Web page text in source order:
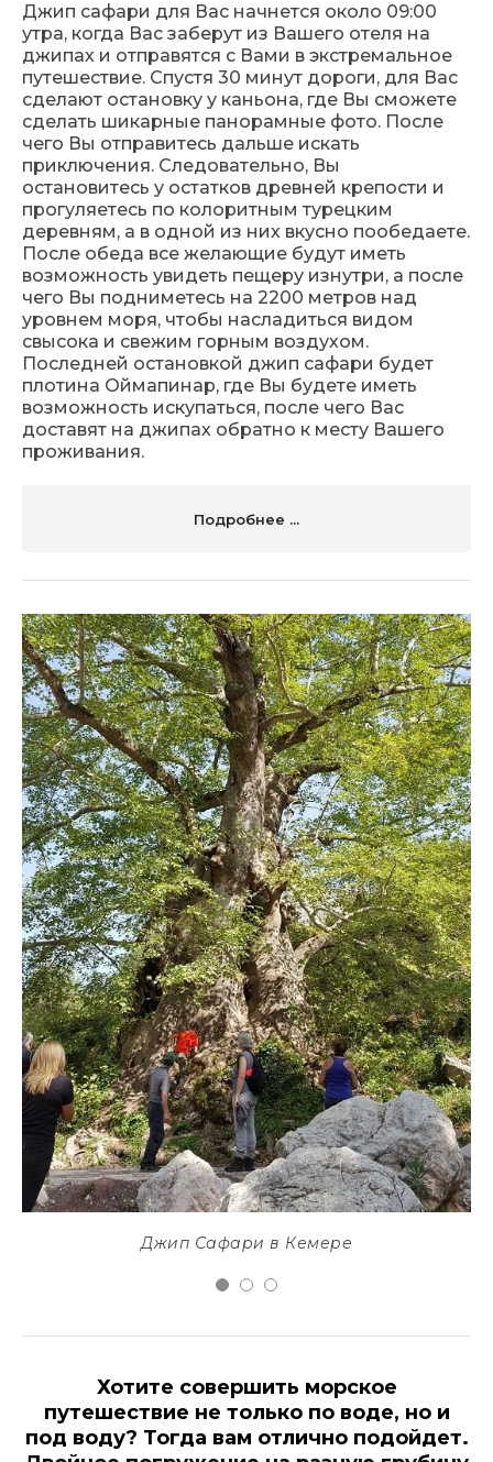
Джип сафари для Вас начнется около 09:00
утра, когда Вас заберут из Вашего отеля на
джипах и отправятся с Вами в экстремальное
путешествие. Спустя 30 минут дороги, для Вас
сделают остановку у каньона, где Вы сможете
сделать шикарные панорамные фото. После
чего Вы отправитесь дальше искать
приключения. Следовательно, Вы
остановитесь у остатков древней крепости и
прогуляетесь по колоритным турецким
деревням, а в одной из них вкусно пообедаете.
После обеда все желающие будут иметь
возможность увидеть пещеру изнутри, а после
чего Вы подниметесь на 2200 метров над
уровнем моря, чтобы насладиться видом
свысока и свежим горным воздухом.
Последней остановкой джип сафари будет
плотина Оймапинар, где Вы будете иметь
возможность искупаться, после чего Вас
доставят на джипах обратно к месту Вашего
проживания.
Подробнее ...
Джип Сафари в Кемере
Хотите совершить морское
путешествие не только по воде, но и
под воду? Тогда вам отлично подойдет.